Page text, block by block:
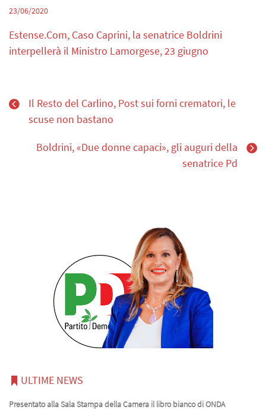
23/06/2020
Estense.Com, Caso Caprini, la senatrice Boldrini
interpellerà il Ministro Lamorgese, 23 giugno
Il Resto del Carlino, Post sui forni crematori, le
scuse non bastano
Boldrini, «Due donne capaci», gli auguri della
senatrice Pd
ULTIME NEWS
Presentato alla Sala Stampa della Camera il libro bianco di ONDA